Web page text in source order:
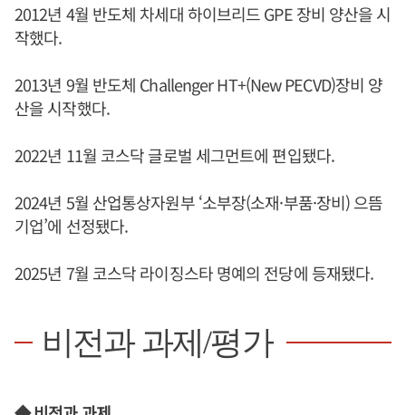
2012년 4월 반도체 차세대 하이브리드 GPE 장비 양산을 시
작했다.
2013년 9월 반도체 Challenger HT+(New PECVD)장비 양
산을 시작했다.
2022년 11월 코스닥 글로벌 세그먼트에 편입됐다.
2024년 5월 산업통상자원부 ‘소부장(소재·부품·장비) 으뜸
기업’에 선정됐다.
2025년 7월 코스닥 라이징스타 명예의 전당에 등재됐다.
비전과 과제/평가